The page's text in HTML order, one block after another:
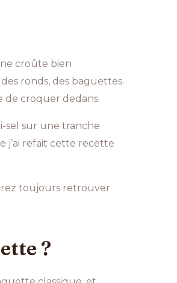
croûte bien
ronds, des baguettes.
de croquer dedans.
sel sur une tranche
j’ai refait cette recette
toujours retrouver
?